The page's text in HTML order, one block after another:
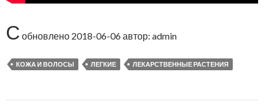
С обновлено 2018-06-06автор: admin
КОЖА И ВОЛОСЫ ЛЕГКИЕ ЛЕКАРСТВЕННЫЕ РАСТЕНИЯ